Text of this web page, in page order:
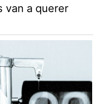
van a querer